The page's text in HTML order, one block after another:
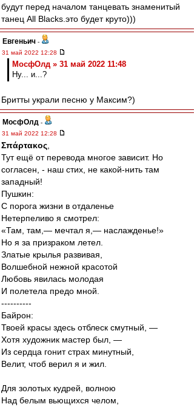
будут перед началом танцевать знаменитый
танец All Blacks.это будет круто)))
Евгеньич -
31 май 2022 12:28
МосфОлд » 31 май 2022 11:48
Ну... и...?
Бритты украли песню у Максим?)
МосфОлд -
31 май 2022 12:28
Σπάρτακος
Тут ещё от перевода многое зависит. Но
согласен, - наш стих, не какой-нить там
западный!
Пушкин:
С порога жизни в отдаленье
Нетерпеливо я смотрел:
«Там, там,— мечтал я,— наслажденье!»
Но я за призраком летел.
Златые крылья развивая,
Волшебной нежной красотой
Любовь явилась молодая
И полетела предо мной.
----------
Байрон:
Твоей красы здесь отблеск смутный, —
Хотя художник мастер был, —
Из сердца гонит страх минутный,
Велит, чтоб верил я и жил.
Для золотых кудрей, волною
Над белым вьющихся челом,